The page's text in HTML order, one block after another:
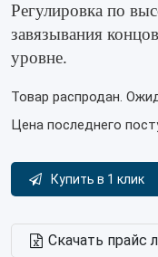
Регулировка по
завязывания
уровне.
Товар распродан.
Цена последнего
Купить в 1 клик
Скачать прайс